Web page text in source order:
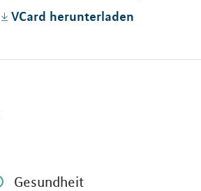
VCard herunterladen
Gesundheit